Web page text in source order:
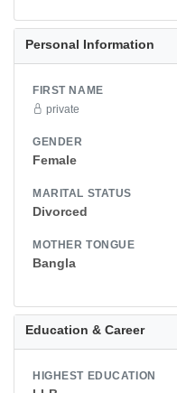
Personal Information
FIRST NAME
private
GENDER
Female
MARITAL STATUS
Divorced
MOTHER TONGUE
Bangla
Education & Career
HIGHEST EDUCATION